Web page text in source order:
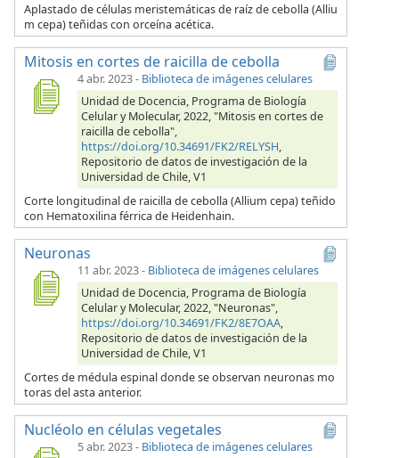
Aplastado de células meristemáticas de raíz de cebolla (Alliu
m cepa) teñidas con orceína acética.
Mitosis en cortes de raicilla de cebolla
4 abr. 2023- Biblioteca de imágenes celulares
Unidad de Docencia, Programa de Biología
Celular y Molecular, 2022, "Mitosis en cortes de
raicilla de cebolla",
https://doi.org/10.34691/FK2/RELYSH,
Repositorio de datos de investigación de la
Universidad de Chile, V1
Corte longitudinal de raicilla de cebolla (Allium cepa) teñido
con Hematoxilina férrica de Heidenhain.
Neuronas
11 abr. 2023- Biblioteca de imágenes celulares
Unidad de Docencia, Programa de Biología
Celular y Molecular, 2022, "Neuronas",
https://doi.org/10.34691/FK2/8E7OAA,
Repositorio de datos de investigación de la
Universidad de Chile, V1
Cortes de médula espinal donde se observan neuronas mo
toras del asta anterior.
Nucléolo en células vegetales
5 abr. 2023- Biblioteca de imágenes celulares